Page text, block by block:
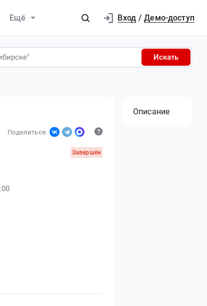
Ещё Вход / Демо-доступ
Искать
Поделиться:
Завершён
Описание